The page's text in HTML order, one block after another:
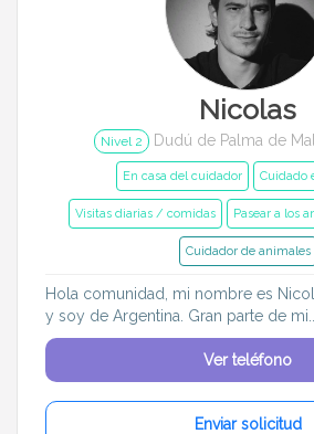
Nicolas
Nivel 2 Dudú de Palma de
En casa del cuidador Cuidado
Visitas diarias / comidas Pasear a los
Cuidador de animales
Hola comunidad, mi nombre es
y soy de Argentina. Gran parte de mi...
Ver teléfono
Enviar solicitud